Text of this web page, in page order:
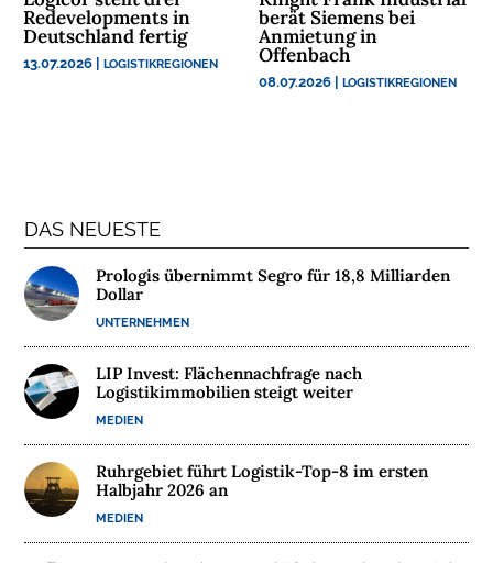
N
T
E
N
W
E
B
I
N
A
E
M
Redevelopments in
Deutschland fertig
13.07.2026 |LOGISTIKREGIONEN
berät Siemens bei
Anmietung in
Offenbach
08.07.2026 |LOGISTIKREGIONEN
DAS NEUESTE
Prologis übernimmt Segro für 18,8 Milliarden
Dollar
UNTERNEHMEN
LIP Invest: Flächennachfrage nach
Logistikimmobilien steigt weiter
MEDIEN
Ruhrgebiet führt Logistik-Top-8 im ersten
Halbjahr 2026 an
MEDIEN